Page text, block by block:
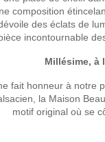
composition
des éclats de
incontournable
Millésime, à
fait honneur à notre
la Maison
motif original où se